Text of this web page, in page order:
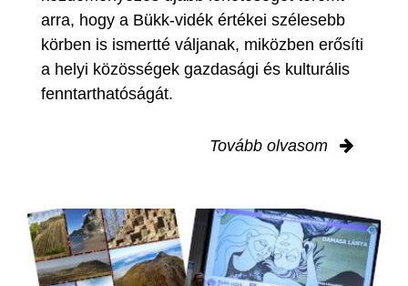
arra, hogy a Bükk-vidék értékei szélesebb
körben is ismertté váljanak, miközben erősíti
a helyi közösségek gazdasági és kulturális
fenntarthatóságát.
Tovább olvasom